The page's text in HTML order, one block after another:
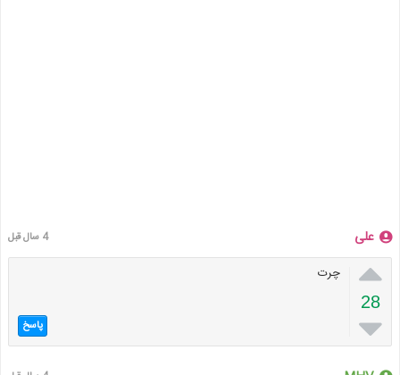
علی 4 سال قبل

28

چرت
پاسخ